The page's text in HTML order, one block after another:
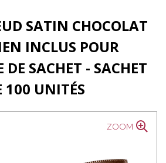
SATIN CHOCOLAT
INCLUS POUR
DE SACHET - SACHET
100 UNITÉS
ZOOM